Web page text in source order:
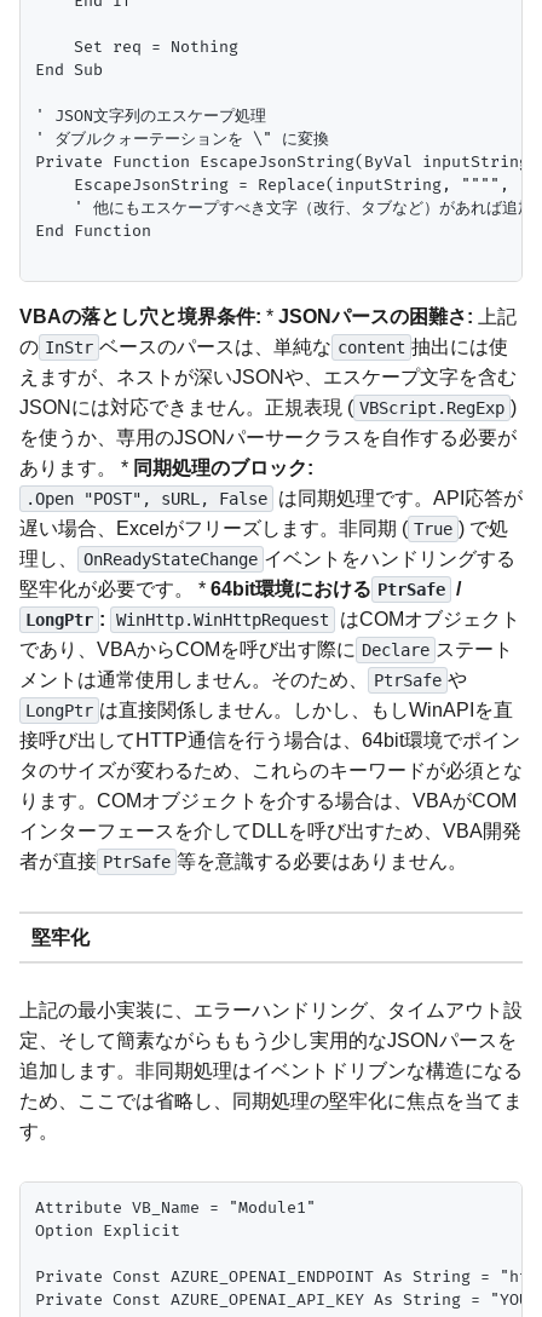
    Set req = Nothing
End Sub
' JSON文字列のエスケープ処理
' ダブルクォーテーションを \" に変換
Private Function EscapeJsonString(ByVal
EscapeJsonString = Replace(inputString, """",
    ' 他にもエスケープすべき文字（改行、タブなど）があれば追加
End Function
VBAの落とし穴と境界条件: * JSONパースの困難さ: 上記
の InStr ベースのパースは、単純な content 抽出には使
えますが、ネストが深いJSONや、エスケープ文字を含む
JSONには対応できません。正規表現 ( VBScript.RegExp )
を使うか、専用のJSONパーサークラスを自作する必要が
あります。 * 同期処理のブロック:
.Open "POST", sURL, False
は同期処理です。API応答が
遅い場合、Excelがフリーズします。非同期 ( True ) で処
理し、
OnReadyStateChange イベントをハンドリングする
堅牢化が必要です。 * 64bit環境における PtrSafe /
LongPtr : WinHttp.WinHttpRequest
はCOMオブジェクト
であり、VBAからCOMを呼び出す際に Declare ステート
メントは通常使用しません。そのため、
PtrSafe や
LongPtr は直接関係しません。しかし、もしWinAPIを直
接呼び出してHTTP通信を行う場合は、64bit環境でポイン
タのサイズが変わるため、これらのキーワードが必須とな
ります。COMオブジェクトを介する場合は、VBAがCOM
インターフェースを介してDLLを呼び出すため、VBA開発
者が直接 PtrSafe 等を意識する必要はありません。
堅牢化
上記の最小実装に、エラーハンドリング、タイムアウト設
定、そして簡素ながらももう少し実用的なJSONパースを
追加します。非同期処理はイベントドリブンな構造になる
ため、ここでは省略し、同期処理の堅牢化に焦点を当てま
す。
Attribute VB_Name = "Module1"
Option Explicit
Private Const AZURE_OPENAI_ENDPOINT As String
Private Const AZURE_OPENAI_API_KEY As String =